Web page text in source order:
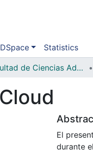
Statistics
Facultad de Ciencias Administrativas y Sociales
El
durante